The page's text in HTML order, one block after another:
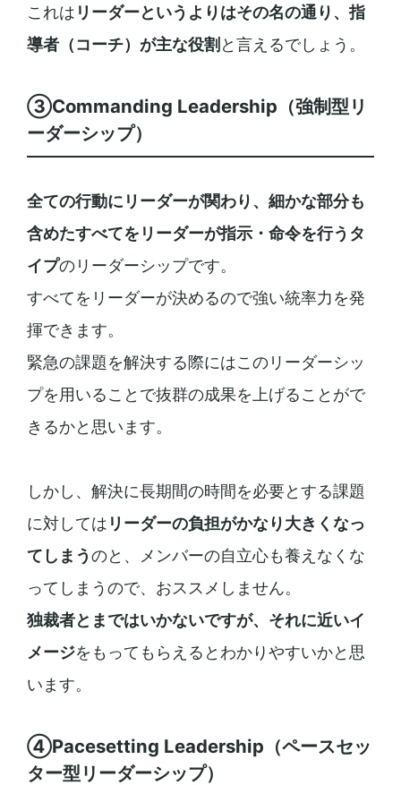
これは リーダーというよりはその名の通り、指
導者（コーチ）が主な役割 と言えるでしょう。
③Commanding Leadership（強制型リ
ーダーシップ）
全ての行動にリーダーが関わり、細かな部分も
含めたすべてをリーダーが指示・命令を行うタ
イプのリーダーシップです。
すべてをリーダーが決めるので強い統率力を発
揮できます。
緊急の課題を解決する際にはこのリーダーシッ
プを用いることで抜群の成果を上げることがで
きるかと思います。
しかし、解決に長期間の時間を必要とする課題
に対しては リーダーの負担がかなり大きくなっ
てしまうのと、メンバーの自立心も養えなくな
ってしまうので、おススメしません。
独裁者とまではいかないですが、それに近いイ
メージをもってもらえるとわかりやすいかと思
います。
④Pacesetting Leadership（ペースセッ
ター型リーダーシップ）